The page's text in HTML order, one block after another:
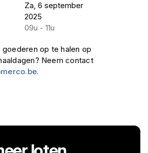
Za, 6 september
2025
09u - 11u
op te halen op
Neem contact